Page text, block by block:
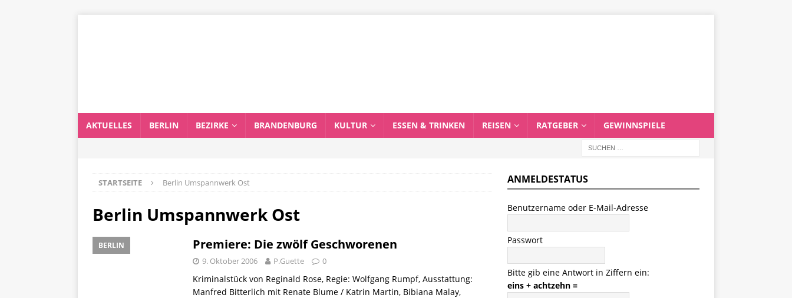
AKTUELLES BERLIN BEZIRKE BRANDENBURG KULTUR ESSEN & TRINKEN REISEN RATGEBER GEWINNSPIELE
STARTSEITE Berlin Umspannwerk Ost
Berlin Umspannwerk Ost
BERLIN Premiere: Die zwölf Geschworenen
9. Oktober 2006 P.Guette 0
Kriminalstück von Reginald Rose, Regie: Wolfgang Rumpf, Ausstattung:
Manfred Bitterlich mit Renate Blume / Katrin Martin, Bibiana Malay,
ANMELDESTATUS
Benutzername oder E-Mail-Adresse
Passwort
Bitte gib eine Antwort in Ziffern ein:
eins + achtzehn =